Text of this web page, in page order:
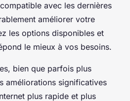
avec les dernières
améliorer votre
les options disponibles et
le mieux à vos besoins.
bien que parfois plus
améliorations significatives
plus rapide et plus